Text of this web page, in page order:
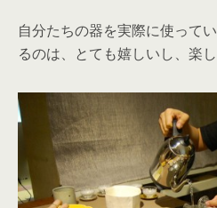
自分たちの器を実際に使って
るのは、とても嬉しいし、楽し